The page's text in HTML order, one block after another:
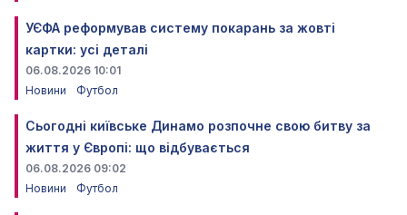
УЄФА реформував систему покарань за жовті
картки: усі деталі
06.08.2026 10:01
Новини
Футбол
Сьогодні київське Динамо розпочне свою битву за
життя у Європі: що відбувається
06.08.2026 09:02
Новини
Футбол